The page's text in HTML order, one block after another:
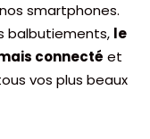
smartphones.
balbutiements, le
connecté et
vos plus beaux